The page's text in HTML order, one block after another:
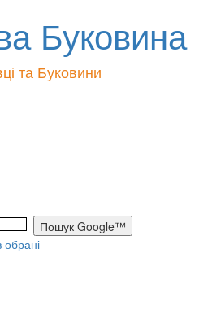
Буковина
та Буковини